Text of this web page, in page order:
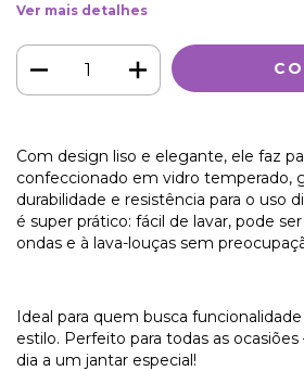
Ver mais detalhes
Com design liso e elegante, ele faz
confeccionado em vidro temperado,
durabilidade e resistência para o uso
é super prático: fácil de lavar, pode
ondas e à lava-louças sem
Ideal para quem busca
estilo. Perfeito para todas as
dia a um jantar especial!